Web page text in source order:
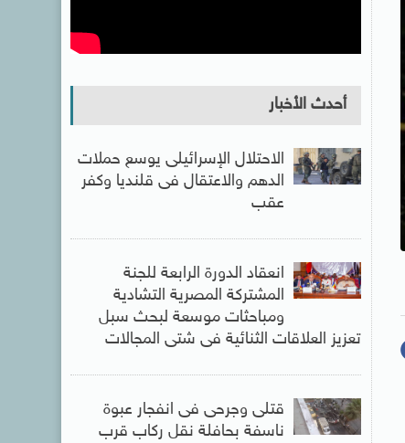
أحدث الأخبار
الاحتلال الإسرائيلى يوسع حملات
الدهم والاعتقال فى قلنديا وكفر
عقب
انعقاد الدورة الرابعة للجنة
المشتركة المصرية التشادية
ومباحثات موسعة لبحث سبل
تعزيز العلاقات الثنائية فى شتى المجالات
قتلى وجرحى فى انفجار عبوة
ناسفة بحافلة نقل ركاب قرب